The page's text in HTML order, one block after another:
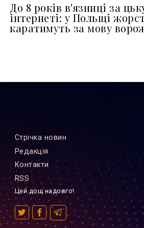
До 8 років в'язниці за
інтернеті: у Польщі
каратимуть за мову
Стрiчка новин
Редакцiя
Контакти
RSS
Цей дощ надовго!